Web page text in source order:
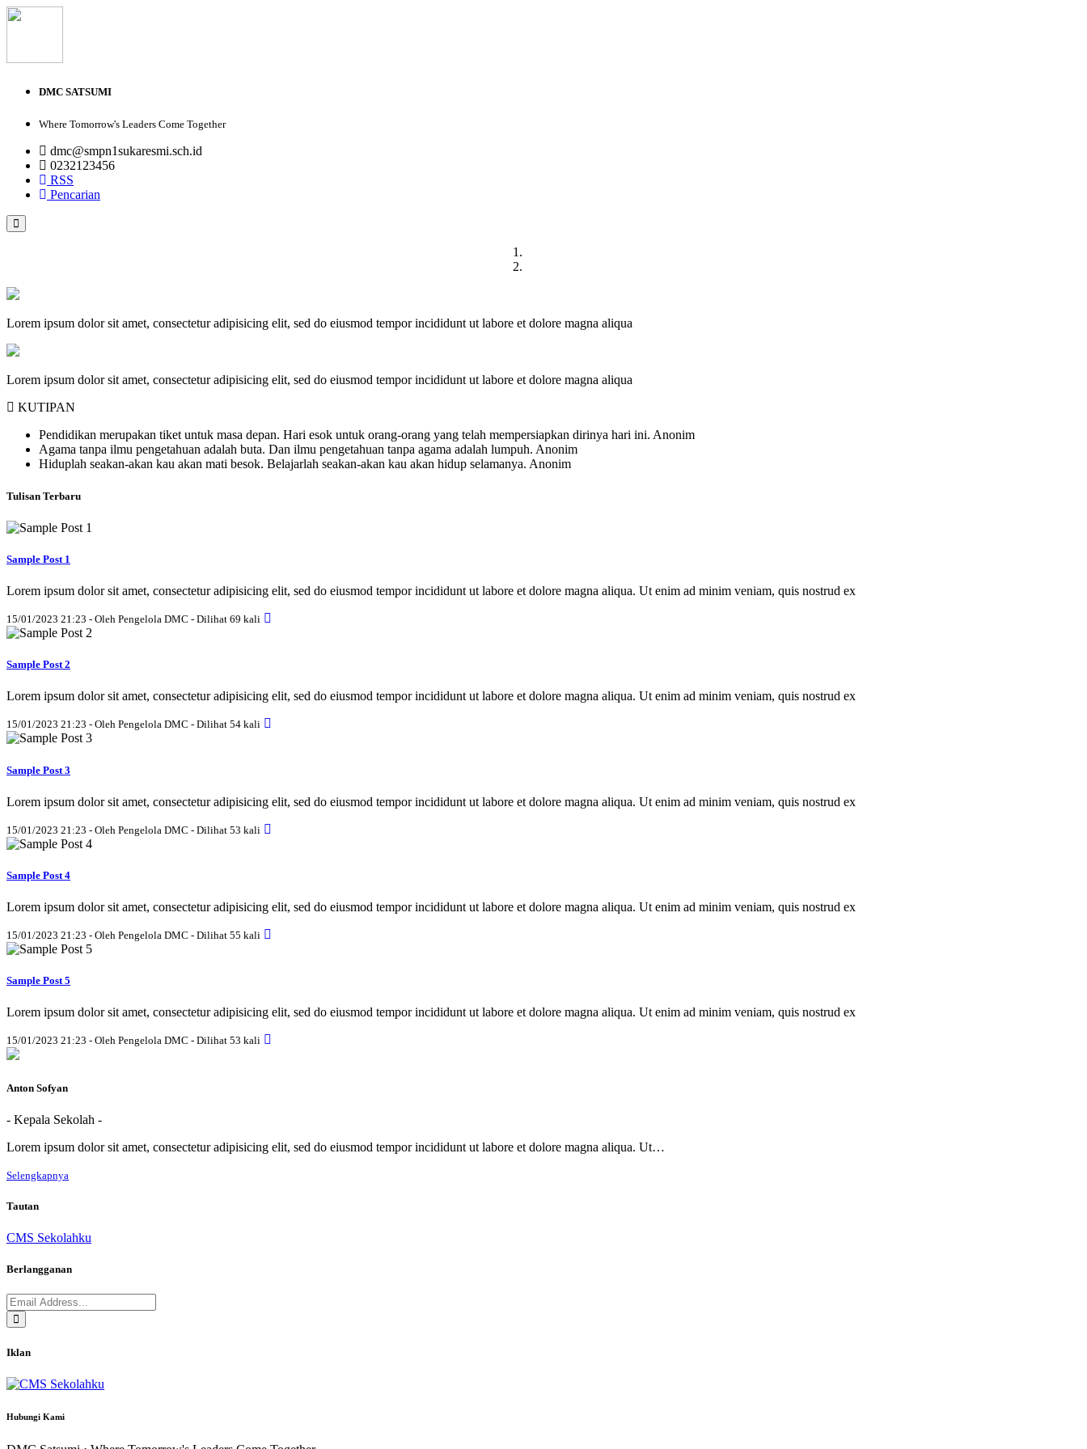
DMC SATSUMI
Where Tomorrow's Leaders Come Together
dmc@smpn1sukaresmi.sch.id
0232123456
RSS
Pencarian
Lorem ipsum dolor sit amet, consectetur adipisicing elit, sed do eiusmod tempor incididunt ut labore et dolore magna aliqua
Lorem ipsum dolor sit amet, consectetur adipisicing elit, sed do eiusmod tempor incididunt ut labore et dolore magna aliqua
KUTIPAN
Pendidikan merupakan tiket untuk masa depan. Hari esok untuk orang-orang yang telah mempersiapkan dirinya hari ini. Anonim
Agama tanpa ilmu pengetahuan adalah buta. Dan ilmu pengetahuan tanpa agama adalah lumpuh. Anonim
Hiduplah seakan-akan kau akan mati besok. Belajarlah seakan-akan kau akan hidup selamanya. Anonim
Tulisan Terbaru
Sample Post 1
Lorem ipsum dolor sit amet, consectetur adipisicing elit, sed do eiusmod tempor incididunt ut labore et dolore magna aliqua. Ut enim ad minim veniam, quis nostrud ex
15/01/2023 21:23 - Oleh Pengelola DMC - Dilihat 69 kali
Sample Post 2
Lorem ipsum dolor sit amet, consectetur adipisicing elit, sed do eiusmod tempor incididunt ut labore et dolore magna aliqua. Ut enim ad minim veniam, quis nostrud ex
15/01/2023 21:23 - Oleh Pengelola DMC - Dilihat 54 kali
Sample Post 3
Lorem ipsum dolor sit amet, consectetur adipisicing elit, sed do eiusmod tempor incididunt ut labore et dolore magna aliqua. Ut enim ad minim veniam, quis nostrud ex
15/01/2023 21:23 - Oleh Pengelola DMC - Dilihat 53 kali
Sample Post 4
Lorem ipsum dolor sit amet, consectetur adipisicing elit, sed do eiusmod tempor incididunt ut labore et dolore magna aliqua. Ut enim ad minim veniam, quis nostrud ex
15/01/2023 21:23 - Oleh Pengelola DMC - Dilihat 55 kali
Sample Post 5
Lorem ipsum dolor sit amet, consectetur adipisicing elit, sed do eiusmod tempor incididunt ut labore et dolore magna aliqua. Ut enim ad minim veniam, quis nostrud ex
15/01/2023 21:23 - Oleh Pengelola DMC - Dilihat 53 kali
Anton Sofyan
- Kepala Sekolah -
Lorem ipsum dolor sit amet, consectetur adipisicing elit, sed do eiusmod tempor incididunt ut labore et dolore magna aliqua. Ut…
Selengkapnya
Tautan
CMS Sekolahku
Berlangganan
Iklan
Hubungi Kami